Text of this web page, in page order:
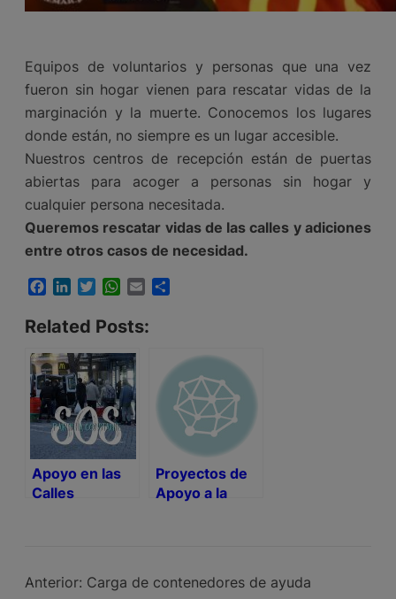
Equipos de voluntarios y personas que una vez
fueron sin hogar vienen para rescatar vidas de la
marginación y la muerte. Conocemos los lugares
donde están, no siempre es un lugar accesible.
Nuestros centros de recepción están de puertas
abiertas para acoger a personas sin hogar y
cualquier persona necesitada.
Queremos rescatar vidas de las calles y adiciones
entre otros casos de necesidad.
Facebook
LinkedInTwitterWhatsApp
Email
Related Posts:
Apoyo en las
Calles
Proyectos de
Apoyo a la
Anterior: Carga de contenedores de ayuda